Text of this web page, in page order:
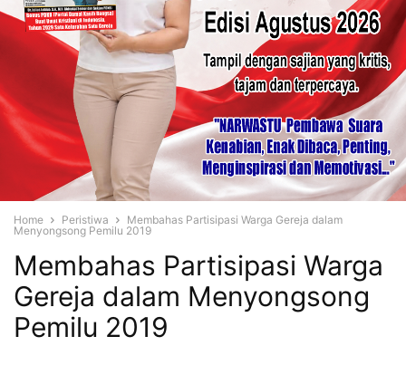
Home Peristiwa
Membahas Partisipasi Warga Gereja dalam
Menyongsong Pemilu 2019
Membahas Partisipasi Warga
Gereja dalam Menyongsong
Pemilu 2019